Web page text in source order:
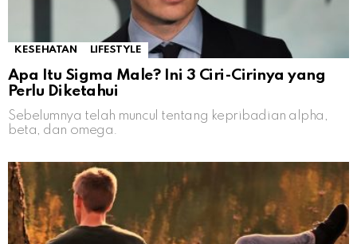
KESEHATAN LIFESTYLE
Apa Itu Sigma Male? Ini 3 Ciri-Cirinya yang
Perlu Diketahui
Sebelumnya telah muncul tentang kepribadian alpha,
beta, dan omega.